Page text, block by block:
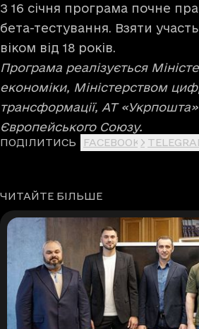
З 16 січня програма почне
бета-тестування. Взяти
віком від 18 років.
Програма реалізується
економіки, Міністерством
трансформації, АТ
Європейського Союзу.
ПОДІЛИТИСЬ FACEBOOK X
ЧИТАЙТЕ БІЛЬШЕ